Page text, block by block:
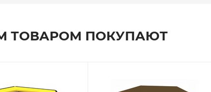
ТОВАРОМ ПОКУПАЮТ